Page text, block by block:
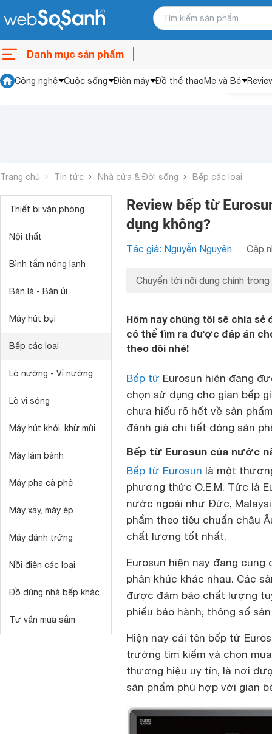
Danh mục sản phẩm
Công nghệ Cuộc sống Điện máy Đồ thể thaoMẹ và Bé
Trang chủ Tin tức Nhà cửa & Đời sống Bếp các loại
Thiết bị văn phòng
Nội thất
Bình tắm nóng lạnh
Bàn là - Bàn ủi
Máy hút bụi
Bếp các loại
Lò nướng - Vỉ nướng
Lò vi sóng
Máy hút khói, khử mùi
Máy làm bánh
Máy pha cà phê
Máy xay, máy ép
Máy đánh trứng
Nồi điện các loại
Đồ dùng nhà bếp khác
Tư vấn mua sắm
Review bếp từ
dụng không?
Tác giả: Nguyễn Nguyên Cập
Chuyển tới nội dung chính trong
Hôm nay chúng tôi sẽ chia
có thể tìm ra được đáp án
theo dõi nhé!
Bếp từ Eurosun hiện đang
chọn sử dụng cho gian bếp
chưa hiểu rõ hết về sản
đánh giá chi tiết dòng sản
Bếp từ Eurosun của nước
Bếp từ Eurosun là một
phương thức O.E.M. Tức là
nước ngoài như Đức,
phẩm theo tiêu chuẩn châu
chất lượng tốt nhất.
Eurosun hiện nay đang
phân khúc khác nhau. Các
được đảm bảo chất lượng
phiếu bảo hành, thông số
Hiện nay cái tên bếp từ
trường tìm kiếm và chọn
thương hiệu uy tín, là nơi
sản phẩm phù hợp với gian